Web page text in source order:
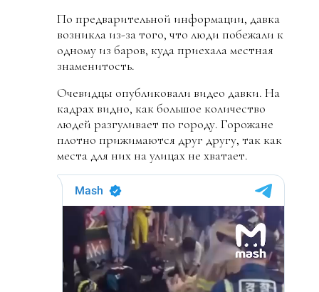
По предварительной информации, давка
возникла из-за того, что люди побежали к
одному из баров, куда приехала местная
знаменитость.
Очевидцы опубликовали видео давки. На
кадрах видно, как большое количество
людей разгуливает по городу. Горожане
плотно прижимаются друг другу, так как
места для них на улицах не хватает.